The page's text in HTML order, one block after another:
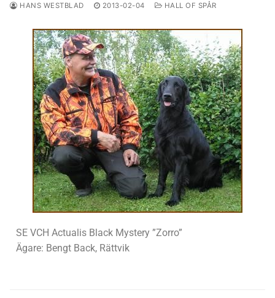
HANS WESTBLAD 2013-02-04 HALL OF SPÅR
SE VCH Actualis Black Mystery ”Zorro”
Ägare: Bengt Back, Rättvik